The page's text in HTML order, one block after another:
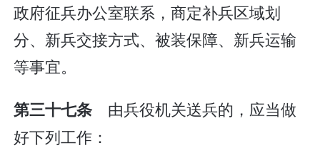
政府征兵办公室联系，商定补兵区域划
分、新兵交接方式、被装保障、新兵运输
等事宜。
第三十七条 由兵役机关送兵的，应当做
好下列工作：